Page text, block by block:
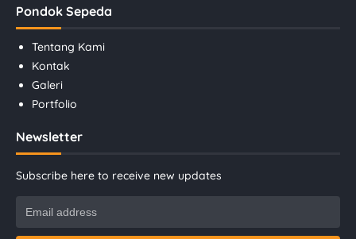
Pondok Sepeda
Tentang Kami
Kontak
Galeri
Portfolio
Newsletter
Subscribe here to receive new updates